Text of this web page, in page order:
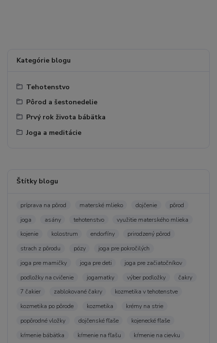
Kategórie blogu
Tehotenstvo
Pôrod a šestonedelie
Prvý rok života bábätka
Joga a meditácie
Štítky blogu
príprava na pôrod materské mlieko dojčenie
pôrod
joga
asány tehotenstvo
využitie materského mlieka
kojenie
kolostrum endorfíny
prirodzený pôrod
strach z pôrodu
pózy
joga pre pokročilých
joga pre mamičky
joga pre deti
joga pre začiatočníkov
podložky na cvičenie
jogamatky výber podložky
čakry
7 čakier
zablokované čakry
kozmetika v tehotenstve
kozmetika po pôrode
kozmetika
krémy na strie
popôrodné vložky
dojčenské fľaše
kojenecké fľaše
kŕmenie bábätka
kŕmenie na fľašu
kŕmenie na cievku